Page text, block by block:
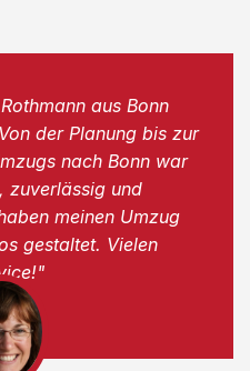
aus Bonn
der Planung bis zur
nach Bonn war
zuverlässig und
meinen Umzug
gestaltet. Vielen